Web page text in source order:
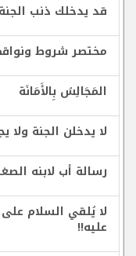
قد يدخلك ذنب
مختصر شروط ونواقض
المَجَالِسُ بِالأَمَانَة
لا يدخلن الجنة ولا
رسالة أب لابنه
لا يُلقي السلام
عليه!!